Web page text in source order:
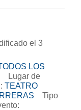
el 3
LOS
Lugar de
TEATRO
Tipo